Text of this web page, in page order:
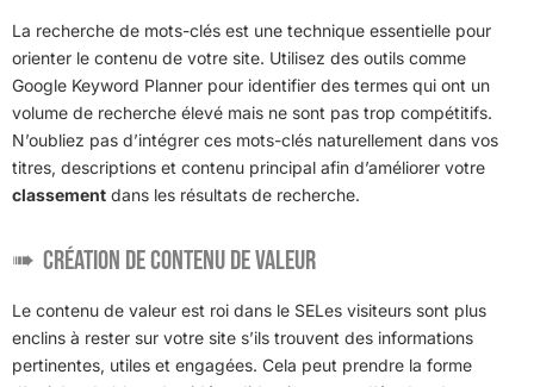
La recherche de mots-clés est une technique essentielle pour
orienter le contenu de votre site. Utilisez des outils comme
Google Keyword Planner pour identifier des termes qui ont un
volume de recherche élevé mais ne sont pas trop compétitifs.
N’oubliez pas d’intégrer ces mots-clés naturellement dans vos
titres, descriptions et contenu principal afin d’améliorer votre
classement dans les résultats de recherche.
Création de contenu de valeur
Le contenu de valeur est roi dans le SELes visiteurs sont plus
enclins à rester sur votre site s’ils trouvent des informations
pertinentes, utiles et engagées. Cela peut prendre la forme